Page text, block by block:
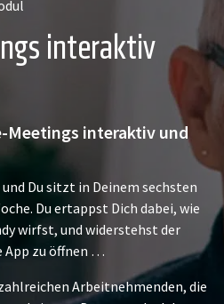
interaktiv
Meetings interaktiv und
Du sitzt in Deinem sechsten
Du ertappst Dich dabei, wie
wirfst, und widerstehst der
App zu öffnen …
Arbeitnehmenden, die